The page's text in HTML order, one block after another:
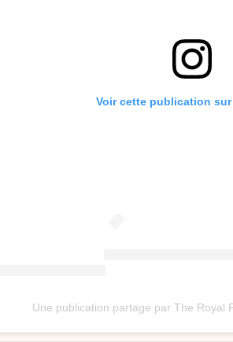
Voir cette publication
Une publication partage par The Royal